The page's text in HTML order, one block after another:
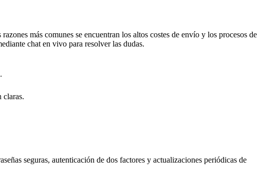
más comunes se encuentran los altos costes de envío y los procesos de
chat en vivo para resolver las dudas.
claras.
seguras, autenticación de dos factores y actualizaciones periódicas de